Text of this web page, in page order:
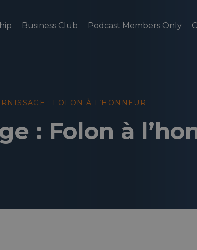
Business Club Podcast Members Only
: FOLON À L’HONNEUR
: Folon à